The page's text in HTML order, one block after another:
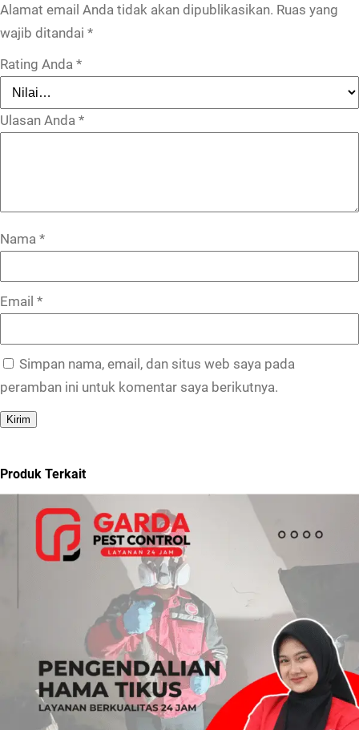
Alamat email Anda tidak akan dipublikasikan. Ruas yang
wajib ditandai *
Rating Anda *
Ulasan Anda *
Nama *
Email *
Simpan nama, email, dan situs web saya pada
peramban ini untuk komentar saya berikutnya.
Produk Terkait